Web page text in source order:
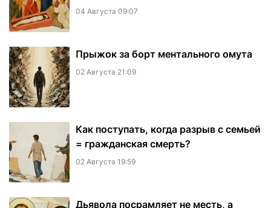
04 Августа 09:07
​Прыжок за борт ментального омута
02 Августа 21:09
Как поступать, когда разрыв с семьей
= гражданская смерть?
02 Августа 19:59
Дьявола посрамляет не месть, а